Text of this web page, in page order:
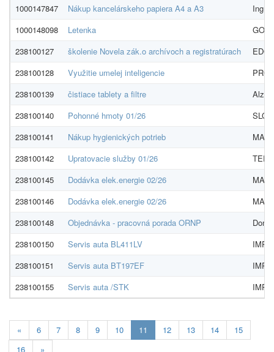
1000147847
Nákup kancelárskeho papiera A4 a A3
Ing.
1000148098
Letenka
GO
238100127
školenie Novela zák.o archívoch a registratúrach
238100128
Využitie umelej inteligencie
238100139
čistiace tablety a filtre
238100140
Pohonné hmoty 01/26
238100141
Nákup hygienických potrieb
238100142
Upratovacie služby 01/26
238100145
Dodávka elek.energie 02/26
238100146
Dodávka elek.energie 02/26
238100148
Objednávka - pracovná porada ORNP
238100150
Servis auta BL411LV
238100151
Servis auta BT197EF
238100155
Servis auta /STK
« 6 7 8 9 10 11 Aktualna-
stranka
12 13 14
15
16
»